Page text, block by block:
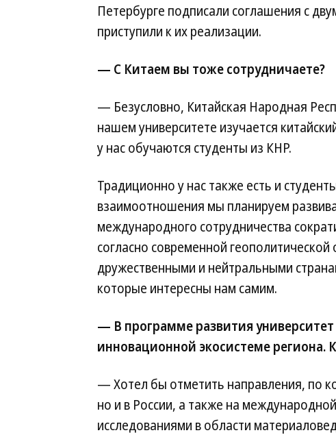
Петербурге подписали соглашения с
приступили к их реализации.
— С Китаем вы тоже сотрудничаете?
— Безусловно, Китайская Народная
нашем университете изучается
у нас обучаются студенты из КНР.
Традиционно у нас также есть и
взаимоотношения мы планируем
международного сотрудничества
согласно современной
дружественными и нейтральными
которые интересны нам самим.
— В программе развития
инновационной экосистеме региона.
— Хотел бы отметить направления, по
но и в России, а также на
исследованиями в области